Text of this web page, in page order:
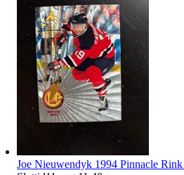
Joe Nieuwendyk 1994 Pinnacle